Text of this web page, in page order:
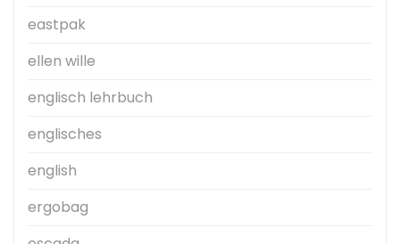
eastpak
ellen wille
englisch lehrbuch
englisches
english
ergobag